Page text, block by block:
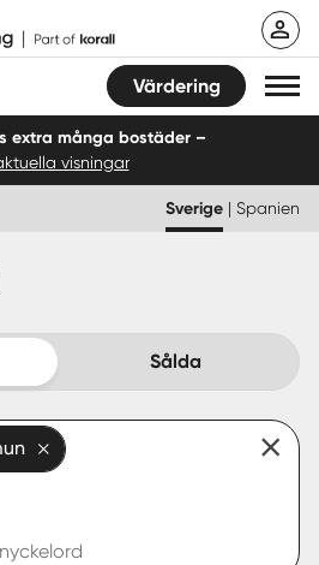
Värdering
extra många bostäder –
visningar
Sverige | Spanien
Sålda